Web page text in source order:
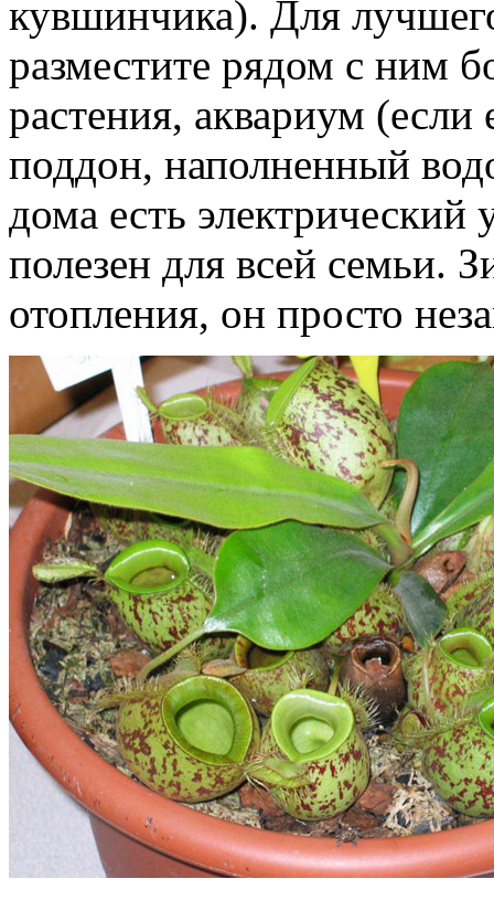
кувшинчика). Для
разместите рядом с ним
растения, аквариум
поддон, наполненный
дома есть электрический
полезен для всей семьи.
отопления, он просто